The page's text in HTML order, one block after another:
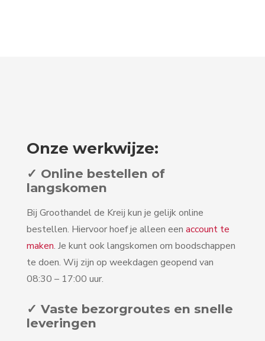
Onze werkwijze:
✓ Online bestellen of
langskomen
Bij Groothandel de Kreij kun je gelijk online
bestellen. Hiervoor hoef je alleen een account te
maken. Je kunt ook langskomen om boodschappen
te doen. Wij zijn op weekdagen geopend van
08:30 – 17:00 uur.
✓ Vaste bezorgroutes en snelle
leveringen